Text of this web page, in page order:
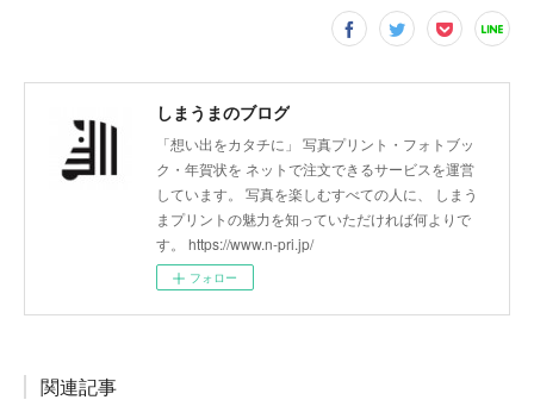
しまうまのブログ
「想い出をカタチに」 写真プリント・フォトブッ
ク・年賀状を ネットで注文できるサービスを運営
しています。 写真を楽しむすべての人に、 しまう
まプリントの魅力を知っていただければ何よりで
す。 https://www.n-pri.jp/
フォロー
関連記事